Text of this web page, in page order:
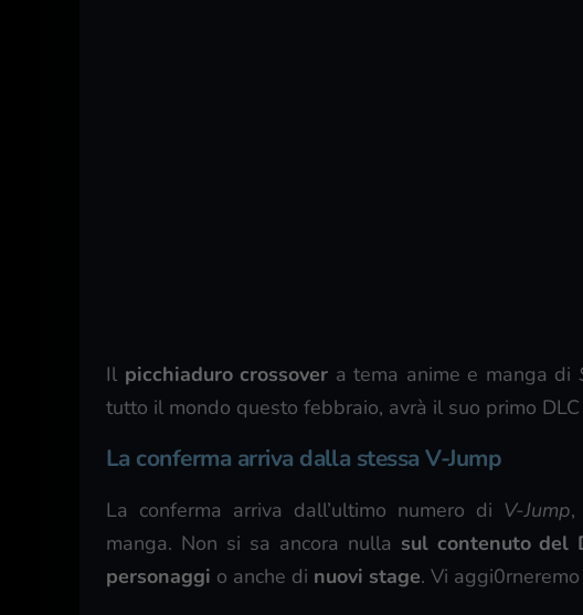
Il picchiaduro crossover a tema anime e manga di
tutto il mondo questo febbraio, avrà il suo primo DLC
La conferma arriva dalla stessa V-Jump
La conferma arriva dall’ultimo numero di V-Jump,
manga. Non si sa ancora nulla sul contenuto del
personaggi o anche di nuovi stage. Vi